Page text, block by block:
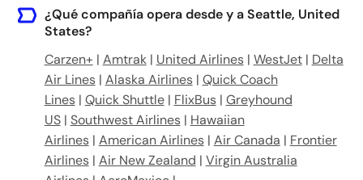
¿Qué compañía opera desde y a Seattle, United
States?
Carzen+ | Amtrak| United Airlines| WestJet| Delta
Air Lines| Alaska Airlines| Quick Coach
Lines| Quick Shuttle| FlixBus| Greyhound
US| Southwest Airlines| Hawaiian
Airlines| American Airlines| Air Canada | Frontier
Airlines| Air New Zealand | Virgin Australia